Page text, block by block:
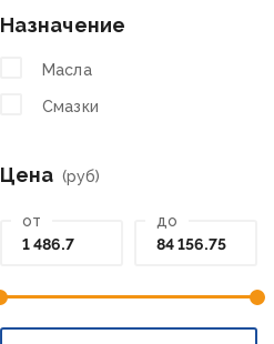
Назначение
Масла
Смазки
Цена (руб)
от до